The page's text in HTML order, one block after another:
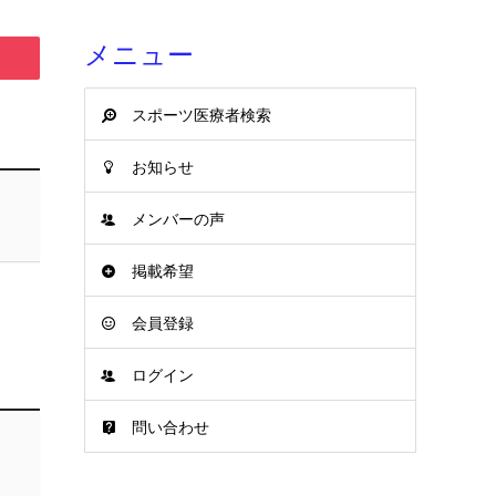
メニュー
スポーツ医療者検索
お知らせ
メンバーの声
掲載希望
会員登録
ログイン
問い合わせ